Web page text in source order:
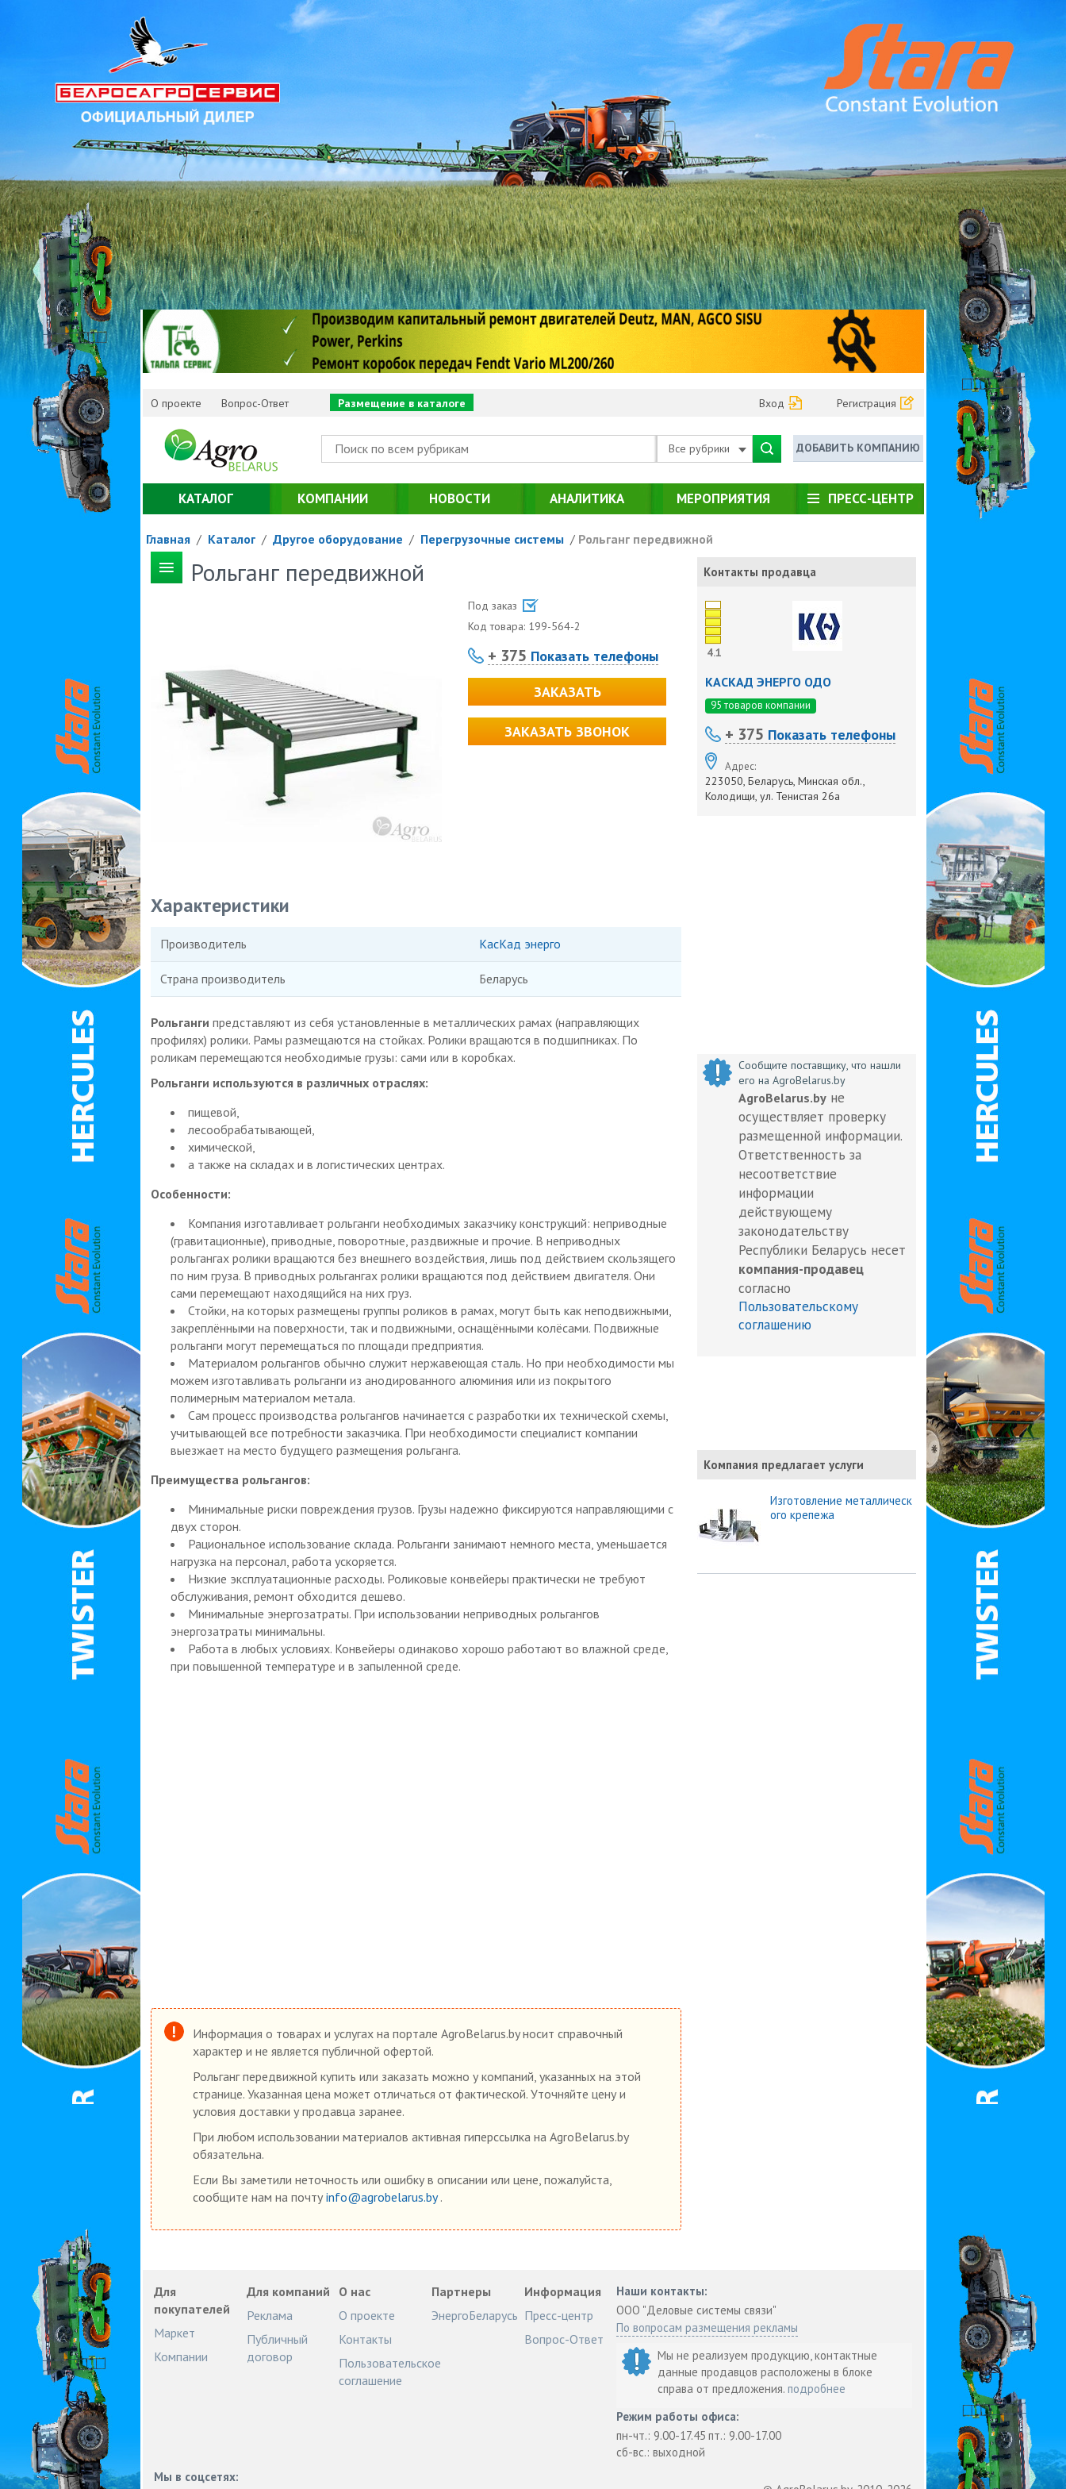
О проекте Вопрос-Ответ Размещение в каталоге Вход Регистрация
Все рубрики ДОБАВИТЬ КОМПАНИЮ
КАТАЛОГ КОМПАНИИ НОВОСТИ АНАЛИТИКА МЕРОПРИЯТИЯ ПРЕСС-ЦЕНТР
Главная / Каталог / Другое оборудование / Перегрузочные системы / Рольганг передвижной
Рольганг передвижной
Под заказ
Код товара: 199-564-2
+ 375 Показать телефоны
ЗАКАЗАТЬ
ЗАКАЗАТЬ ЗВОНОК
Характеристики
Производитель КасКад энерго
Страна производитель Беларусь
Рольганги представляют из себя установленные в металлических рамах (направляющих
профилях) ролики. Рамы размещаются на стойках. Ролики вращаются в подшипниках. По
роликам перемещаются необходимые грузы: сами или в коробках.
Рольганги используются в различных отраслях:
пищевой,
лесообрабатывающей,
химической,
а также на складах и в логистических центрах.
Особенности:
Компания изготавливает рольганги необходимых заказчику конструкций: неприводные
(гравитационные), приводные, поворотные, раздвижные и прочие. В неприводных
рольгангах ролики вращаются без внешнего воздействия, лишь под действием скользящего
по ним груза. В приводных рольгангах ролики вращаются под действием двигателя. Они
сами перемещают находящийся на них груз.
Стойки, на которых размещены группы роликов в рамах, могут быть как неподвижными,
закреплёнными на поверхности, так и подвижными, оснащёнными колёсами. Подвижные
рольганги могут перемещаться по площади предприятия.
Материалом рольгангов обычно служит нержавеющая сталь. Но при необходимости мы
можем изготавливать рольганги из анодированного алюминия или из покрытого
полимерным материалом метала.
Сам процесс производства рольгангов начинается с разработки их технической схемы,
учитывающей все потребности заказчика. При необходимости специалист компании
выезжает на место будущего размещения рольганга.
Преимущества рольгангов:
Минимальные риски повреждения грузов. Грузы надежно фиксируются направляющими с
двух сторон.
Рациональное использование склада. Рольганги занимают немного места, уменьшается
нагрузка на персонал, работа ускоряется.
Низкие эксплуатационные расходы. Роликовые конвейеры практически не требуют
обслуживания, ремонт обходится дешево.
Минимальные энергозатраты. При использовании неприводных рольгангов
энергозатраты минимальны.
Работа в любых условиях. Конвейеры одинаково хорошо работают во влажной среде,
при повышенной температуре и в запыленной среде.
Контакты продавца
4.1
КАСКАД ЭНЕРГО ОДО
95 товаров компании
+ 375 Показать телефоны
Адрес:
223050, Беларусь, Минская обл.,
Колодищи, ул. Тенистая 26а
Сообщите поставщику, что нашли
его на AgroBelarus.by
AgroBelarus.by не
осуществляет проверку
размещенной информации.
Ответственность за
несоответствие
информации
действующему
законодательству
Республики Беларусь несет
компания-продавец
согласно
Пользовательскому
соглашению
Компания предлагает услуги
Изготовление металлическ
ого крепежа
Информация о товарах и услугах на портале AgroBelarus.by носит справочный
характер и не является публичной офертой.
Рольганг передвижной купить или заказать можно у компаний, указанных на этой
странице. Указанная цена может отличаться от фактической. Уточняйте цену и
условия доставки у продавца заранее.
При любом использовании материалов активная гиперссылка на AgroBelarus.by
обязательна.
Если Вы заметили неточность или ошибку в описании или цене, пожалуйста,
сообщите нам на почту info@agrobelarus.by.
Для
покупателей
Маркет
Компании
Для компаний
Реклама
Публичный
договор
О нас
О проекте
Контакты
Пользовательское
соглашение
Партнеры
ЭнергоБеларусь
Информация
Пресс-центр
Вопрос-Ответ
Наши контакты:
ООО "Деловые системы связи"
По вопросам размещения рекламы
Мы не реализуем продукцию, контактные
данные продавцов расположены в блоке
справа от предложения.подробнее
Режим работы офиса:
пн-чт.: 9.00-17.45 пт.: 9.00-17.00
сб-вс.: выходной
Мы в соцсетях: